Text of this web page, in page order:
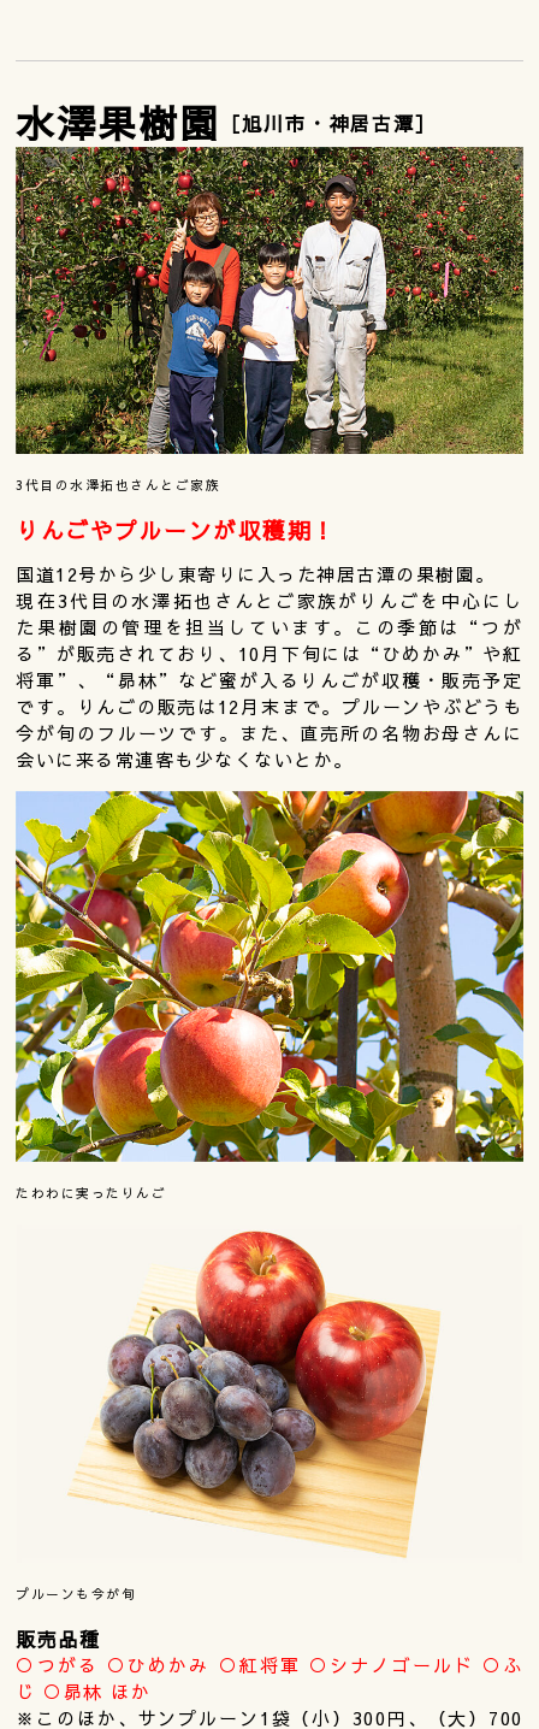
水澤果樹園 ［旭川市・神居古潭］
3代目の水澤拓也さんとご家族
りんごやプルーンが収穫期！
国道12号から少し東寄りに入った神居古潭の果樹園。
現在3代目の水澤拓也さんとご家族がりんごを中心にし
た果樹園の管理を担当しています。この季節は“つが
る”が販売されており、10月下旬には“ひめかみ”や紅
将軍”、“昴林”など蜜が入るりんごが収穫・販売予定
です。りんごの販売は12月末まで。プルーンやぶどうも
今が旬のフルーツです。また、直売所の名物お母さんに
会いに来る常連客も少なくないとか。
たわわに実ったりんご
プルーンも今が旬
販売品種
○つがる ○ひめかみ ○紅将軍 ○シナノゴールド ○ふ
じ ○昴林 ほか
※このほか、サンプルーン1袋（小）300円、（大）700